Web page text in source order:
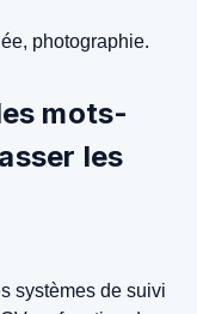
photographie.
mots-
les
systèmes de suivi